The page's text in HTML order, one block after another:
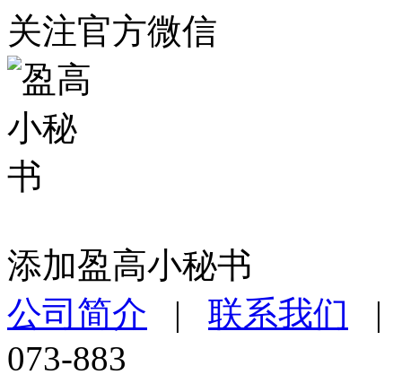
关注官方微信
添加盈高小秘书
公司简介 | 联系我们
073-883